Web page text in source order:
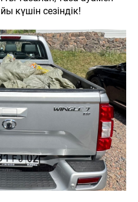
күшін сезіндік!